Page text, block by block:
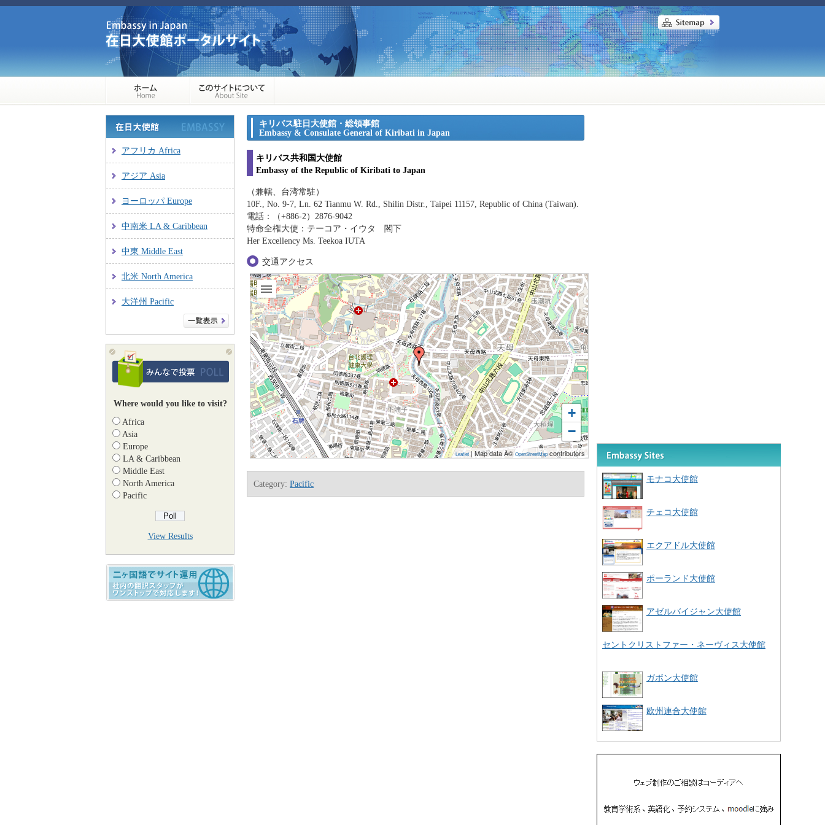
アフリカ Africa
アジア Asia
ヨーロッパ Europe
中南米 LA & Caribbean
中東 Middle East
北米 North America
大洋州 Pacific
Where would you like to visit?
Africa
Asia
Europe
LA & Caribbean
Middle East
North America
Pacific
View Results
キリバス駐日大使館・総領事館
Embassy & Consulate General of Kiribati in Japan
キリバス共和国大使館
Embassy of the Republic of Kiribati to Japan
（兼轄、台湾常駐）
10F., No. 9-7, Ln. 62 Tianmu W. Rd., Shilin Distr., Taipei 11157, Republic of China (Taiwan).
電話：（+886-2）2876-9042
特命全権大使：テーコア・イウタ 閣下
Her Excellency Ms. Teekoa IUTA
交通アクセス
+
−
Leaflet| Map data Â©OpenStreetMapcontributors
Category: Pacific
モナコ大使館
チェコ大使館
エクアドル大使館
ポーランド大使館
アゼルバイジャン大使館
セントクリストファー・ネーヴィス大使館
ガボン大使館
欧州連合大使館